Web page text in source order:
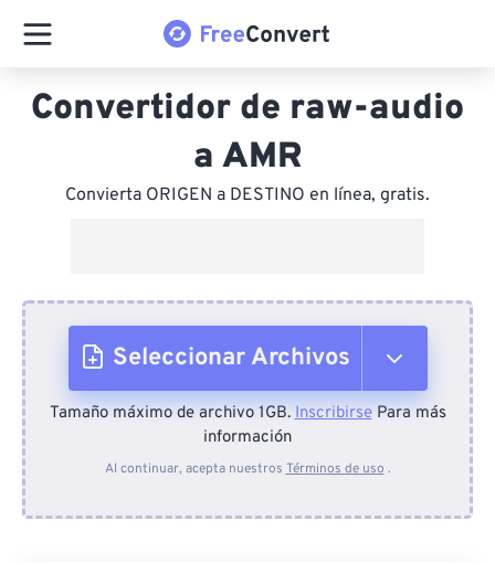
Convertidor de raw-audio
a AMR
Convierta ORIGEN a DESTINO en línea, gratis.
Seleccionar Archivos
Desde el dispositivo
Tamaño máximo de archivo 1GB.InscribirsePara más
información
Al continuar, acepta nuestros Términos de uso .